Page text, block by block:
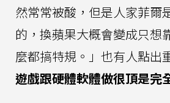
然常常被酸，但是人家菲爾
的，換蘋果大概會變成只想
麼都搞特規。」也有人點出
遊戲跟硬體軟體做很頂是完